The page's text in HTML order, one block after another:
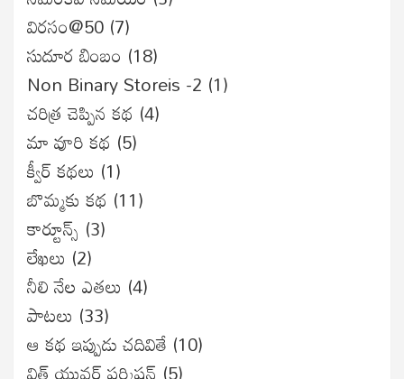
విరసం@50 (7)
సుదూర బింబం (18)
Non Binary Storeis -2 (1)
చరిత్ర చెప్పిన కథ (4)
మా వూరి కథ (5)
క్వీర్ కథలు (1)
బొమ్మకు కథ (11)
కార్టూన్స్ (3)
లేఖలు (2)
నీలి నేల ఎతలు (4)
పాటలు (33)
ఆ కథ ఇప్పుడు చదివితే (10)